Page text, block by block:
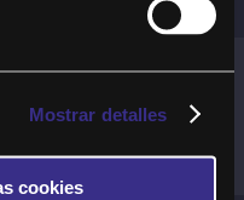
Mostrar detalles
cookies
uso del Servicio